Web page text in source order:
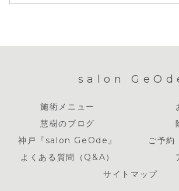
salon
施術メニュー
慧樹のブログ
神戸『salon GeOde』
ご予約
よくある質問（Q&A）
サイトマップ